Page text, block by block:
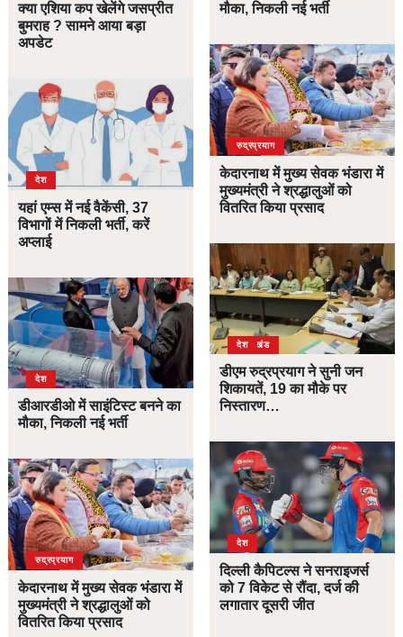
क्या एशिया कप खेलेंगे जसप्रीत
बुमराह ? सामने आया बड़ा
अपडेट
देश
यहां एम्स में नई वैकेंसी, 37
विभागों में निकली भर्ती, करें
अप्लाई
देश
डीआरडीओ में साइंटिस्ट बनने का
मौका, निकली नई भर्ती
उत्तराखंड
देश
रुद्रप्रयाग
केदारनाथ में मुख्य सेवक भंडारा में
मुख्यमंत्री ने श्रद्धालुओं को
वितरित किया प्रसाद
मौका, निकली नई भर्ती
उत्तराखंड
देश
रुद्रप्रयाग
केदारनाथ में मुख्य सेवक भंडारा में
मुख्यमंत्री ने श्रद्धालुओं को
वितरित किया प्रसाद
उत्तराखंड
देश
डीएम रुद्रप्रयाग ने सुनी जन
शिकायतें, 19 का मौके पर
निस्तारण…
देश
दिल्ली कैपिटल्स ने सनराइजर्स
को 7 विकेट से रौंदा, दर्ज की
लगातार दूसरी जीत